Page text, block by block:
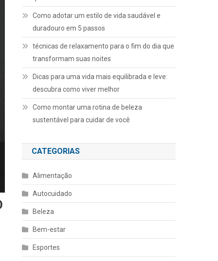
Como adotar um estilo de vida saudável e
duradouro em 5 passos
técnicas de relaxamento para o fim do dia que
transformam suas noites
Dicas para uma vida mais equilibrada e leve:
descubra como viver melhor
Como montar uma rotina de beleza
sustentável para cuidar de você
CATEGORIAS
Alimentação
Autocuidado
Beleza
Bem-estar
Esportes